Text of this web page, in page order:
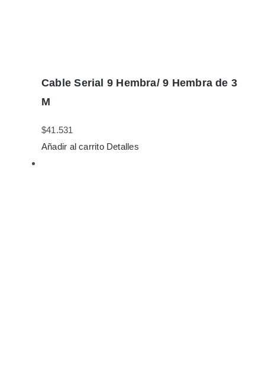
Cable Serial 9 Hembra/ 9 Hembra de 3
M
$41.531
Añadir al carrito Detalles